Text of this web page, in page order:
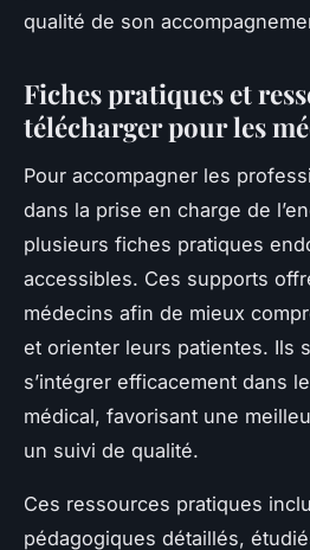
qualité de son
Fiches pratiques et
télécharger pour les
Pour accompagner les
dans la prise en charge de
plusieurs fiches pratiques
accessibles. Ces supports
médecins afin de mieux
et orienter leurs patientes. Ils
s’intégrer efficacement dans
médical, favorisant une
un suivi de qualité.
Ces ressources pratiques
pédagogiques détaillés,